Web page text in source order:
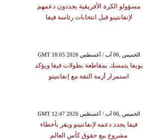
مسؤولو الكرة الأفريقية يجددون دعمهم
لإنفانتينو قبل انتخابات رئاسة فيفا
GMT 18:05 2026 الخميس ,06 آب / أغسطس
يويفا يتمسك بمقاطعة بطولات فيفا ويؤكد
استمرار أزمة الثقة مع إنفانتينو
GMT 12:47 2026 الخميس ,06 آب / أغسطس
فيفا يجدد دعمه لإنفانتينو ويقر بأخطاء
مشروع بيع حقوق كأس العالم